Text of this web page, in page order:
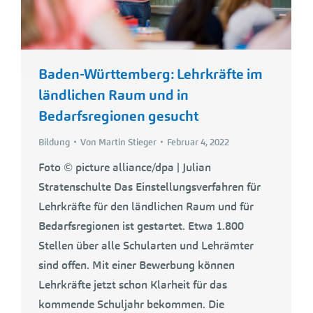
Baden-Württemberg: Lehrkräfte im
ländlichen Raum und in
Bedarfsregionen gesucht
Bildung Von Martin Stieger Februar 4, 2022
Foto © picture alliance/dpa | Julian
Stratenschulte Das Einstellungsverfahren für
Lehrkräfte für den ländlichen Raum und für
Bedarfsregionen ist gestartet. Etwa 1.800
Stellen über alle Schularten und Lehrämter
sind offen. Mit einer Bewerbung können
Lehrkräfte jetzt schon Klarheit für das
kommende Schuljahr bekommen. Die